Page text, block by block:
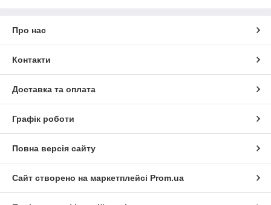
Про нас
Контакти
Доставка та оплата
Графік роботи
Повна версія сайту
Сайт створено на маркетплейсі Prom.ua